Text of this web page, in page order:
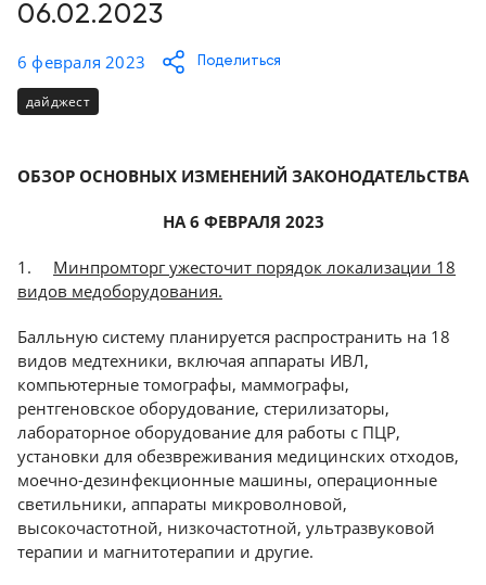
Trade-
Доставка
и
о
товарах
Контакты
(800)
500-
90-
93
Краснодар
06.02.2023
6 февраля 2023 Поделиться
дайджест
ОБЗОР ОСНОВНЫХ ИЗМЕНЕНИЙ ЗАКОНОДАТЕЛЬСТВА
НА 6 ФЕВРАЛЯ 2023
1. Минпромторг ужесточит порядок локализации 18
видов медоборудования.
Балльную систему планируется распространить на 18
видов медтехники, включая аппараты ИВЛ,
компьютерные томографы, маммографы,
рентгеновское оборудование, стерилизаторы,
лабораторное оборудование для работы с ПЦР,
установки для обезвреживания медицинских отходов,
моечно-дезинфекционные машины, операционные
светильники, аппараты микроволновой,
высокочастотной, низкочастотной, ультразвуковой
терапии и магнитотерапии и другие.